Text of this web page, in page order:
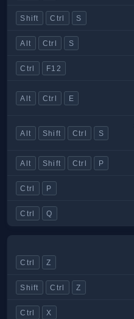
Shift Ctrl S
Alt Ctrl S
Ctrl F12
Alt Ctrl E
Alt Shift Ctrl S
Alt Shift Ctrl P
Ctrl P
Ctrl Q
Ctrl Z
Shift Ctrl Z
Ctrl X